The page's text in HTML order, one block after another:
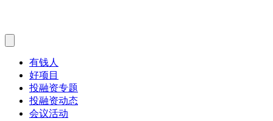
有钱人
好项目
投融资专题
投融资动态
会议活动